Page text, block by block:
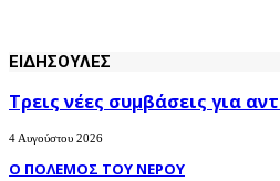
ΕΙΔΗΣΟΥΛΕΣ
Τρεις νέες συμβάσεις για
4 Αυγούστου 2026
Ο ΠΟΛΕΜΟΣ ΤΟΥ ΝΕΡΟΥ